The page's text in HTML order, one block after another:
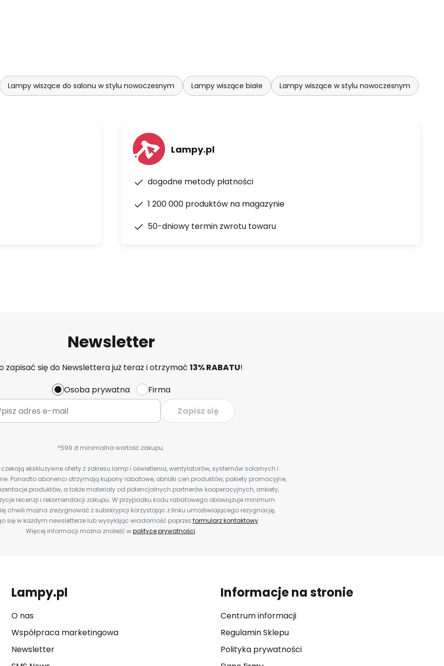
Lampy wiszące do salonu w stylu nowoczesnym Lampy wiszące białe Lampy wiszące w stylu nowoczesnym
Lampy.pl
dogodne metody płatności
1 200 000 produktów na magazynie
50-dniowy termin zwrotu towaru
Newsletter
zapisać się do Newslettera już teraz i otrzymać 13% RABATU!
Osoba prywatna
Firma
Zapisz się
*599 zł minimalna wartość zakupu.
ekskluzywne oferty z zakresu lamp i oświetlenia, wentylatorów, systemów solarnych i
Ponadto abonenci otrzymają kupony rabatowe, obniżki cen produktów, pakiety promocyjne,
produktów, a także materiały od potencjalnych partnerów kooperacyjnych, ankiety,
recenzji i rekomendacji zakupu. W przypadku kodu rabatowego obowiązuje minimum
chwili można zrezygnować z subskrypcji korzystając z linku umożliwiającego rezygnację,
się w każdym newsletterze lub wysyłając wiadomość poprzezformularz kontaktowy.
Więcej informacji można znaleźć wpolityce prywatności.
Lampy.pl
O nas
Współpraca marketingowa
Newsletter
Informacje na stronie
Centrum informacji
Regulamin Sklepu
Polityka prywatności